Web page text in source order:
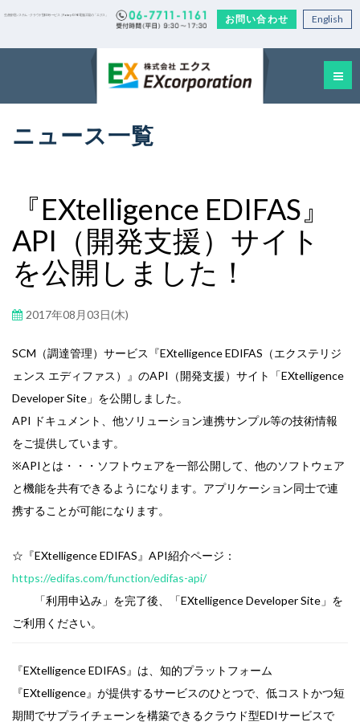
お問い合わせ English
生産管理システム・クラウド型EDIサービス｜Factory-ONE 電脳工場の「エクス」
ニュース一覧
『EXtelligence EDIFAS』
API（開発支援）サイト
を公開しました！
2017年08月03日(木)
SCM（調達管理）サービス『EXtelligence EDIFAS（エクステリジ
ェンス エディファス）』のAPI（開発支援）サイト「EXtelligence
Developer Site」を公開しました。
API ドキュメント、他ソリューション連携サンプル等の技術情報
をご提供しています。
※APIとは・・・ソフトウェアを一部公開して、他のソフトウェア
と機能を共有できるようになります。アプリケーション同士で連
携することが可能になります。
☆『EXtelligence EDIFAS』API紹介ページ：
https://edifas.com/function/edifas-api/
「利用申込み」を完了後、「EXtelligence Developer Site」を
ご利用ください。
『EXtelligence EDIFAS』は、知的プラットフォーム
『EXtelligence』が提供するサービスのひとつで、低コストかつ短
期間でサプライチェーンを構築できるクラウド型EDIサービスで